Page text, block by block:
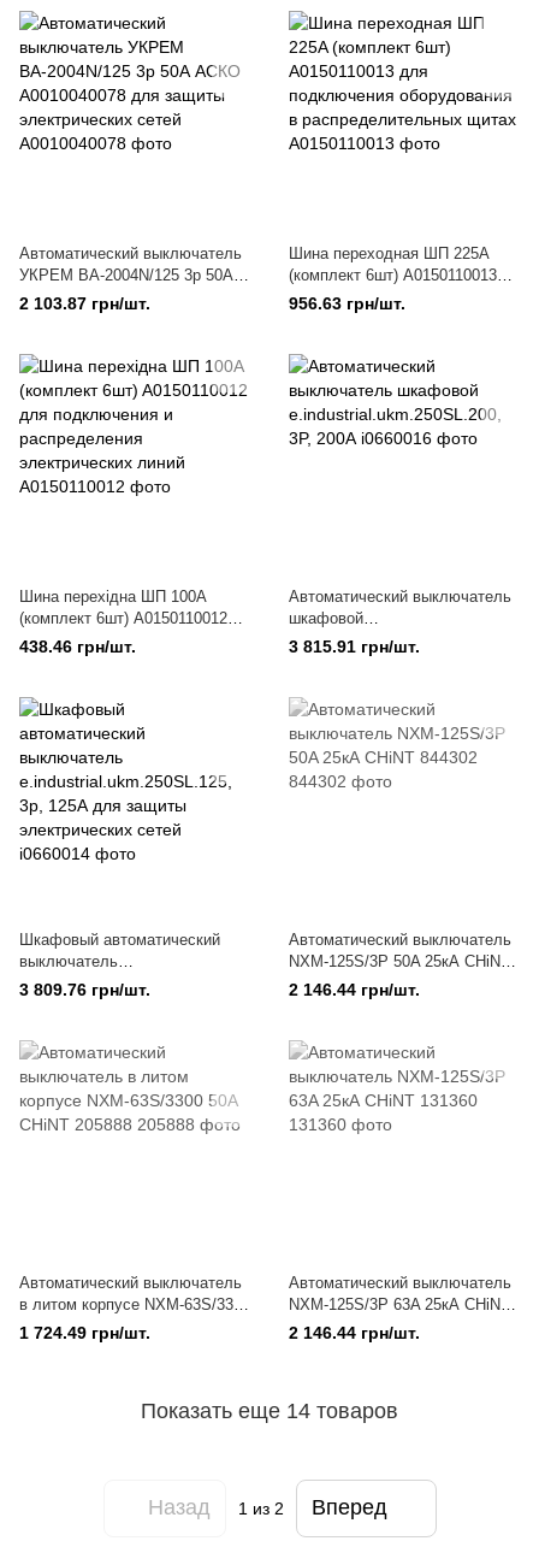
Автоматический выключатель
УКРЕМ ВА-2004N/125 3р 50А
АСКО A0010040078 для
защиты электрических сетей
2 103.87 грн/шт.
Шина переходная ШП 225A
(комплект 6шт) A0150110013
для подключения
оборудования в
956.63 грн/шт.
Шина перехідна ШП 100A
(комплект 6шт) A0150110012
для подключения и
распределения электрических
438.46 грн/шт.
Автоматический выключатель
шкафовой
e.industrial.ukm.250SL.200, 3P,
3 815.91 грн/шт.
Шкафовый автоматический
выключатель
e.industrial.ukm.250SL.125, 3р,
125А для защиты
3 809.76 грн/шт.
Автоматический выключатель
NXM-125S/3Р 50A 25кА CHiNT
844302
2 146.44 грн/шт.
Автоматический выключатель
в литом корпусе NXM-63S/3300
50A CHiNT 205888
1 724.49 грн/шт.
Автоматический выключатель
NXM-125S/3Р 63A 25кА CHiNT
131360
2 146.44 грн/шт.
Показать еще 14 товаров
Назад 1 из 2 Вперед